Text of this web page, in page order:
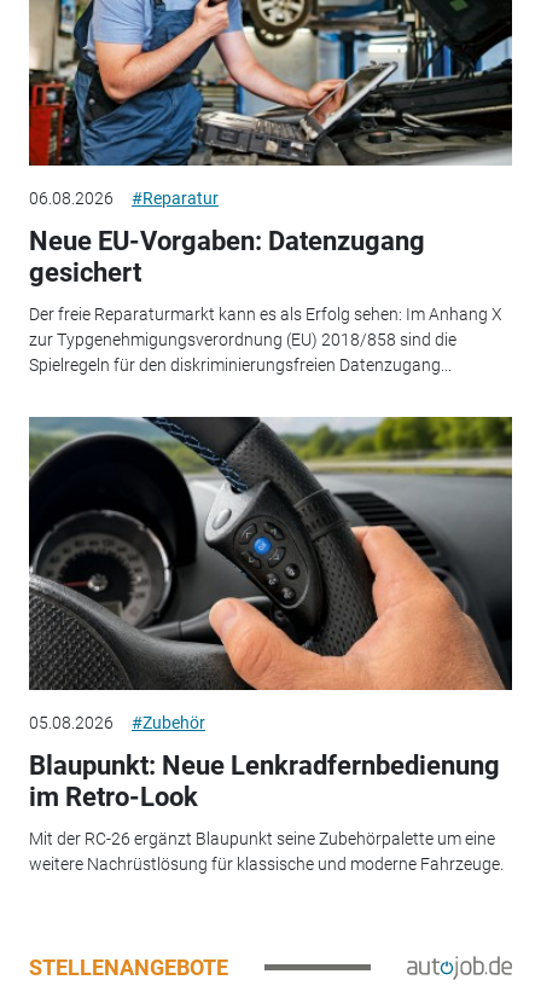
06.08.2026 #Reparatur
Neue EU-Vorgaben: Datenzugang
gesichert
Der freie Reparaturmarkt kann es als Erfolg sehen: Im Anhang X
zur Typgenehmigungsverordnung (EU) 2018/858 sind die
Spielregeln für den diskriminierungsfreien Datenzugang...
05.08.2026 #Zubehör
Blaupunkt: Neue Lenkradfernbedienung
im Retro-Look
Mit der RC-26 ergänzt Blaupunkt seine Zubehörpalette um eine
weitere Nachrüstlösung für klassische und moderne Fahrzeuge.
STELLENANGEBOTE